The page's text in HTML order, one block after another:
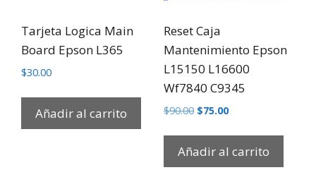
Tarjeta Logica Main
Board Epson L365
$30.00
Añadir al carrito
Reset Caja
Mantenimiento Epson
L15150 L16600
Wf7840 C9345
$90.00 $75.00
Añadir al carrito